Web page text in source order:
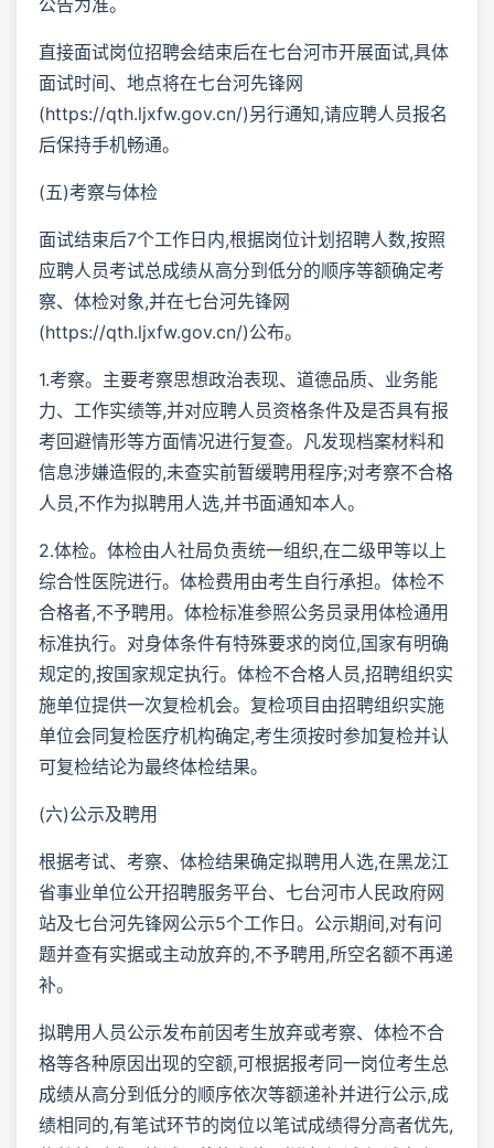
直接面试岗位招聘会结束后在七台河市开展面试,具体
面试时间、地点将在七台河先锋网
(https://qth.ljxfw.gov.cn/)另行通知,请应聘人员报名
后保持手机畅通。
(五)考察与体检
面试结束后7个工作日内,根据岗位计划招聘人数,按照
应聘人员考试总成绩从高分到低分的顺序等额确定考
察、体检对象,并在七台河先锋网
(https://qth.ljxfw.gov.cn/)公布。
1.考察。主要考察思想政治表现、道德品质、业务能
力、工作实绩等,并对应聘人员资格条件及是否具有报
考回避情形等方面情况进行复查。凡发现档案材料和
信息涉嫌造假的,未查实前暂缓聘用程序;对考察不合格
人员,不作为拟聘用人选,并书面通知本人。
2.体检。体检由人社局负责统一组织,在二级甲等以上
综合性医院进行。体检费用由考生自行承担。体检不
合格者,不予聘用。体检标准参照公务员录用体检通用
标准执行。对身体条件有特殊要求的岗位,国家有明确
规定的,按国家规定执行。体检不合格人员,招聘组织实
施单位提供一次复检机会。复检项目由招聘组织实施
单位会同复检医疗机构确定,考生须按时参加复检并认
可复检结论为最终体检结果。
(六)公示及聘用
根据考试、考察、体检结果确定拟聘用人选,在黑龙江
省事业单位公开招聘服务平台、七台河市人民政府网
站及七台河先锋网公示5个工作日。公示期间,对有问
题并查有实据或主动放弃的,不予聘用,所空名额不再递
补。
拟聘用人员公示发布前因考生放弃或考察、体检不合
格等各种原因出现的空额,可根据报考同一岗位考生总
成绩从高分到低分的顺序依次等额递补并进行公示,成
绩相同的,有笔试环节的岗位以笔试成绩得分高者优先,